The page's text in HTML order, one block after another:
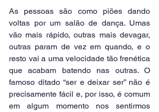
As pessoas são como piões dando
voltas por um salão de dança. Umas
vão mais rápido, outras mais devagar,
outras param de vez em quando, e o
resto vai a uma velocidade tão frenética
que acabam batendo nas outras. O
famoso ditado “ser e deixar ser” não é
precisamente fácil e, por isso, é comum
em algum momento nos sentirmos